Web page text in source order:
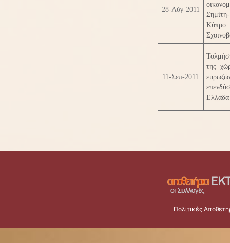
28-Αύγ-2011
Κύπρο
11-Σεπ-2011
της
Ελλάδα